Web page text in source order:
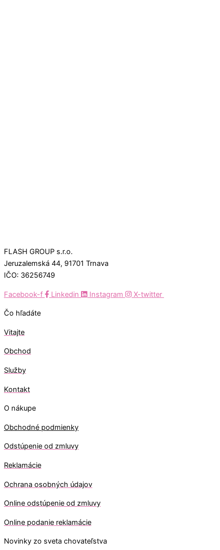
FLASH GROUP s.r.o.
Jeruzalemská 44, 91701 Trnava
IČO: 36256749
Facebook-f Linkedin Instagram X-twitter
Čo hľadáte
Vitajte
Obchod
Služby
Kontakt
O nákupe
Obchodné podmienky
Odstúpenie od zmluvy
Reklamácie
Ochrana osobných údajov
Online odstúpenie od zmluvy
Online podanie reklamácie
Novinky zo sveta chovateľstva